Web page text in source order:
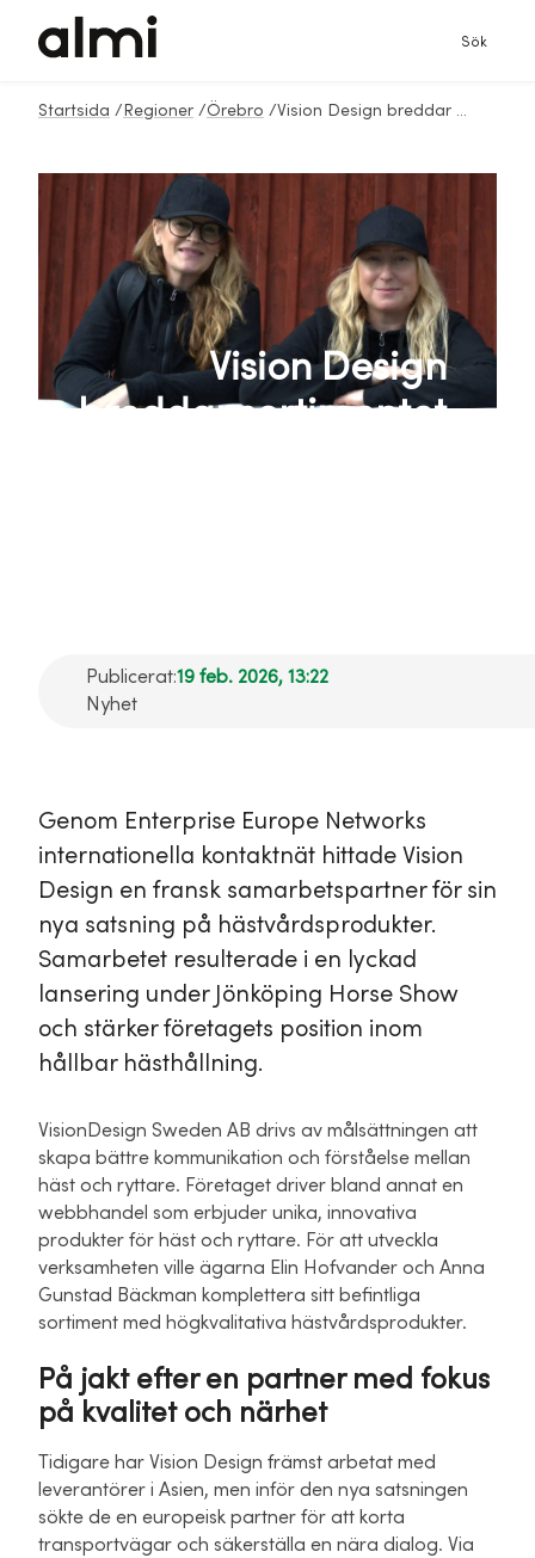
Sök
Startsida / Regioner /Örebro / Vision Design breddar sortimentet med europeiska partnerskap genom EEN
Vision Design
breddar sortimentet
Publicerat:19 feb. 2026, 13:22
Nyhet
Genom Enterprise Europe Networks
internationella kontaktnät hittade Vision
Design en fransk samarbetspartner för sin
nya satsning på hästvårdsprodukter.
Samarbetet resulterade i en lyckad
lansering under Jönköping Horse Show
och stärker företagets position inom
hållbar hästhållning.
VisionDesign Sweden AB drivs av målsättningen att
skapa bättre kommunikation och förståelse mellan
häst och ryttare. Företaget driver bland annat en
webbhandel som erbjuder unika, innovativa
produkter för häst och ryttare. För att utveckla
verksamheten ville ägarna Elin Hofvander och Anna
Gunstad Bäckman komplettera sitt befintliga
sortiment med högkvalitativa hästvårdsprodukter.
På jakt efter en partner med fokus
på kvalitet och närhet
Tidigare har Vision Design främst arbetat med
leverantörer i Asien, men inför den nya satsningen
sökte de en europeisk partner för att korta
transportvägar och säkerställa en nära dialog. Via